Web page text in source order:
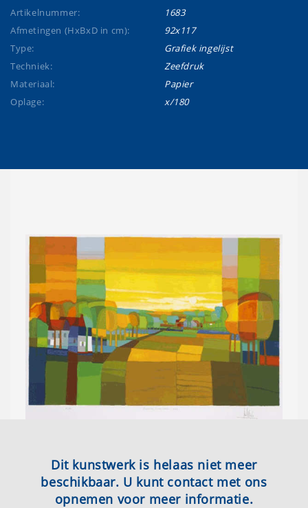
Artikelnummer:
1683
Afmetingen (HxBxD in cm):
92x117
Type:
Grafiek ingelijst
Techniek:
Zeefdruk
Materiaal:
Papier
Oplage:
x/180
Dit kunstwerk is helaas niet meer
beschikbaar. U kunt contact met ons
opnemen voor meer informatie.